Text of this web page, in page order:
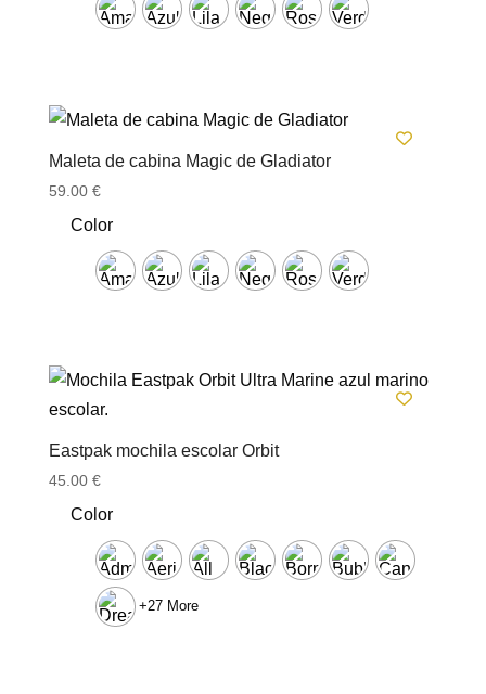
Maleta de cabina Magic de Gladiator
59.00 €
Color
Eastpak mochila escolar Orbit
45.00 €
Color
+27 More